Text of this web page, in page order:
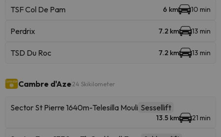
TSF Col De Pam 6 km 10 min
Perdrix 7.2 km 13 min
TSD Du Roc 7.2 km 13 min
Cambre d'Aze 24 Skikilometer
Sector St Pierre 1640m-Telesilla Mouli Sessellift
13.5 km 21 min